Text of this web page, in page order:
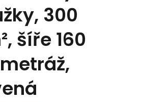
300
šíře 160